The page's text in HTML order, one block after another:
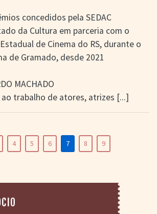
concedidos pela SEDAC
da Cultura em parceria com o
de Cinema do RS, durante o
de Gramado, desde 2021
MACHADO
trabalho de atores, atrizes [...]
4 5 6 7 8 9